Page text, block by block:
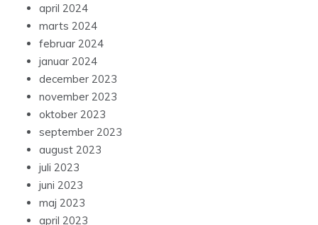
april 2024
marts 2024
februar 2024
januar 2024
december 2023
november 2023
oktober 2023
september 2023
august 2023
juli 2023
juni 2023
maj 2023
april 2023